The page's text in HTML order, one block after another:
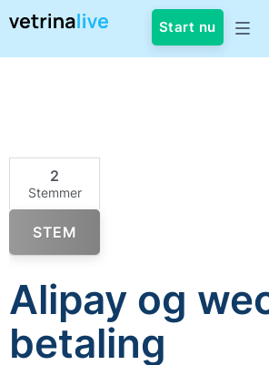
Start nu
2
Stemmer
STEM
Alipay og
betaling